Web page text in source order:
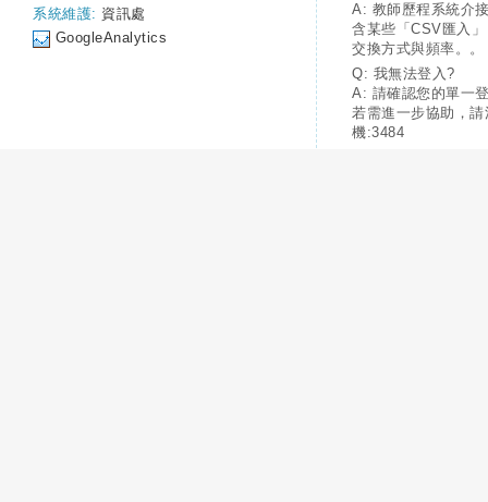
系統維護: 資訊處
GoogleAnalytics
A: 教師歷程系統介
含某些「CSV匯入
交換方式與頻率。。
Q: 我無法登入?
A: 請確認您的單一
若需進一步協助，
機:3484